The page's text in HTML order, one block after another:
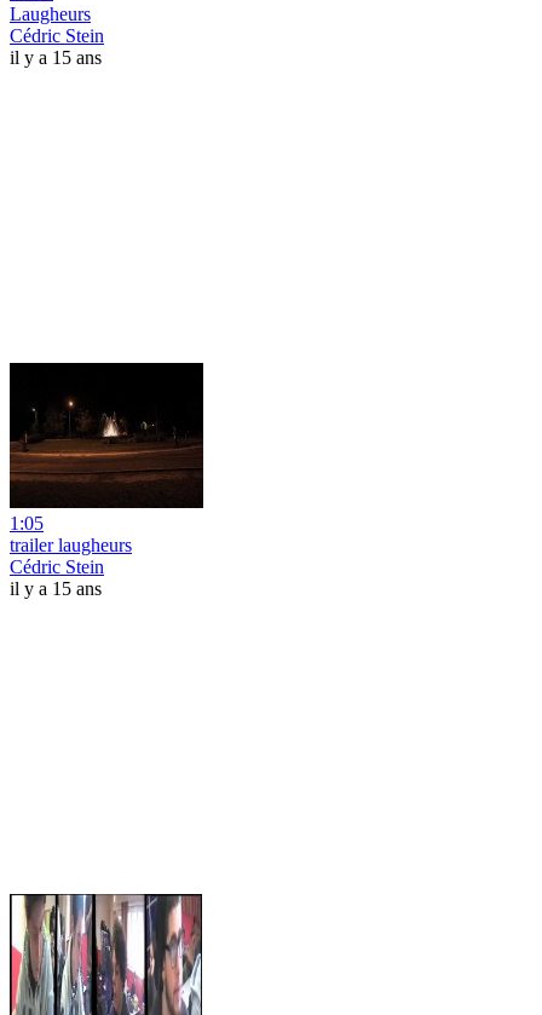
Laugheurs
Cédric Stein
il y a 15 ans
1:05
trailer laugheurs
Cédric Stein
il y a 15 ans